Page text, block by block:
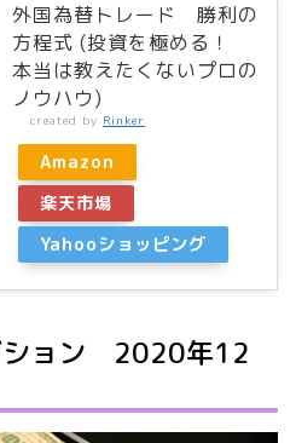
外国為替トレード 勝利の
方程式 (投資を極める！
本当は教えたくないプロの
ノウハウ)
created by Rinker
Amazon
楽天市場
Yahooショッピング
ション 2020年12